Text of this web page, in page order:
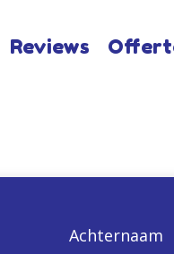
Reviews
Achternaam